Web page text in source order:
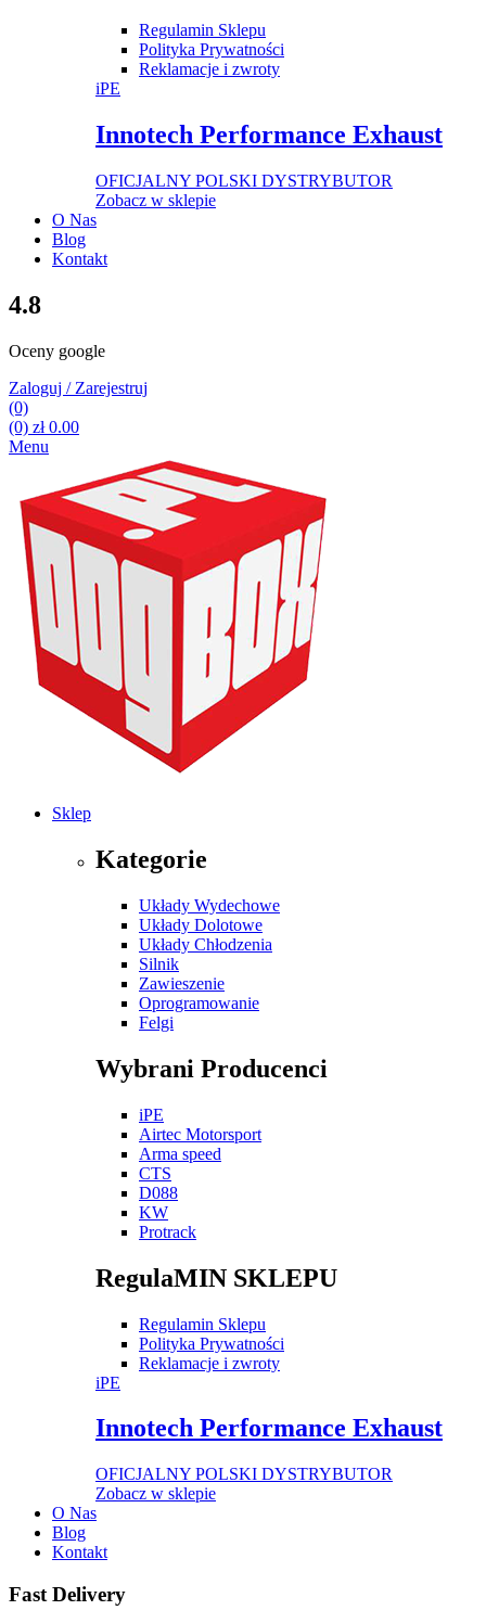
Regulamin Sklepu
Polityka Prywatności
Reklamacje i zwroty
iPE
Innotech Performance Exhaust
OFICJALNY POLSKI DYSTRYBUTOR
Zobacz w sklepie
O Nas
Blog
Kontakt
4.8
Oceny google
Zaloguj / Zarejestruj
(0)
(0) zł0.00
Menu
Sklep
Kategorie
Układy Wydechowe
Układy Dolotowe
Układy Chłodzenia
Silnik
Zawieszenie
Oprogramowanie
Felgi
Wybrani Producenci
iPE
Airtec Motorsport
Arma speed
CTS
D088
KW
Protrack
RegulaMIN SKLEPU
Regulamin Sklepu
Polityka Prywatności
Reklamacje i zwroty
iPE
Innotech Performance Exhaust
OFICJALNY POLSKI DYSTRYBUTOR
Zobacz w sklepie
O Nas
Blog
Kontakt
Fast Delivery